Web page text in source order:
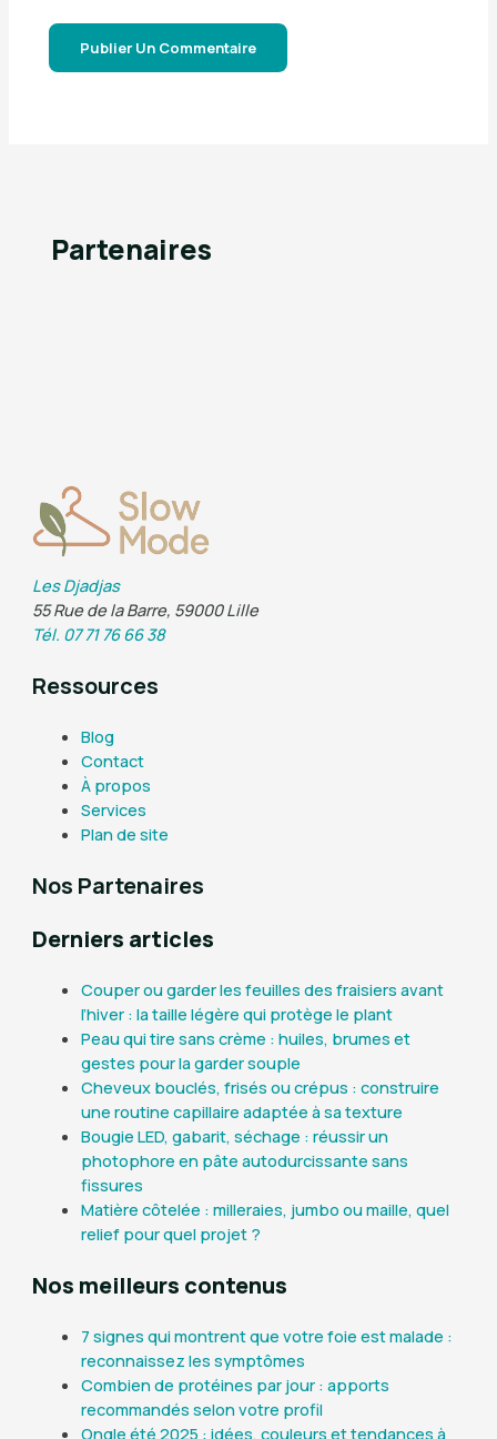
Partenaires
Les Djadjas
55 Rue de la Barre, 59000 Lille
Tél. 07 71 76 66 38
Ressources
Blog
Contact
À propos
Services
Plan de site
Nos Partenaires
Derniers articles
Couper ou garder les feuilles des fraisiers avant
l’hiver : la taille légère qui protège le plant
Peau qui tire sans crème : huiles, brumes et
gestes pour la garder souple
Cheveux bouclés, frisés ou crépus : construire
une routine capillaire adaptée à sa texture
Bougie LED, gabarit, séchage : réussir un
photophore en pâte autodurcissante sans
fissures
Matière côtelée : milleraies, jumbo ou maille, quel
relief pour quel projet ?
Nos meilleurs contenus
7 signes qui montrent que votre foie est malade :
reconnaissez les symptômes
Combien de protéines par jour : apports
recommandés selon votre profil
Ongle été 2025 : idées, couleurs et tendances à